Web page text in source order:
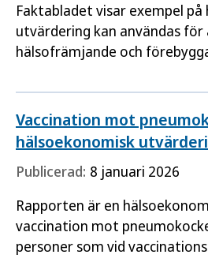
Faktabladet visar exempel
utvärdering kan användas
hälsofrämjande och
ekonomisk utvärdering som
Vaccination mot
hälsoekonomisk
Publicerad: 8 januari 2026
Rapporten är en
vaccination mot
personer som vid